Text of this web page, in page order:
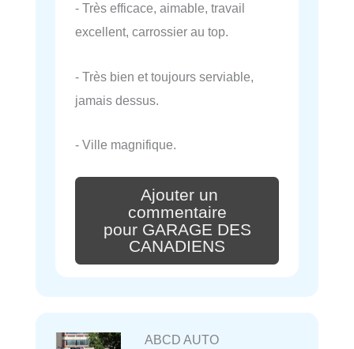
- Très efficace, aimable, travail
excellent, carrossier au top.
- Très bien et toujours serviable,
jamais dessus.
- Ville magnifique.
Ajouter un
commentaire
pour GARAGE DES
CANADIENS
ABCD AUTO